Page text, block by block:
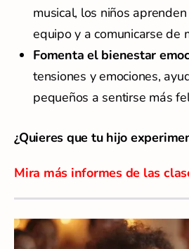
musical, los niños
equipo y a comunicarse de
Fomenta el bienestar
tensiones y emociones,
pequeños a sentirse más
¿Quieres que tu hijo
Mira más informes de las